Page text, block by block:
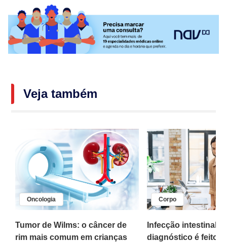
Veja também
Oncologia
Tumor de Wilms: o câncer de
rim mais comum em crianças
Corpo
Infecção intestinal
diagnóstico é feito